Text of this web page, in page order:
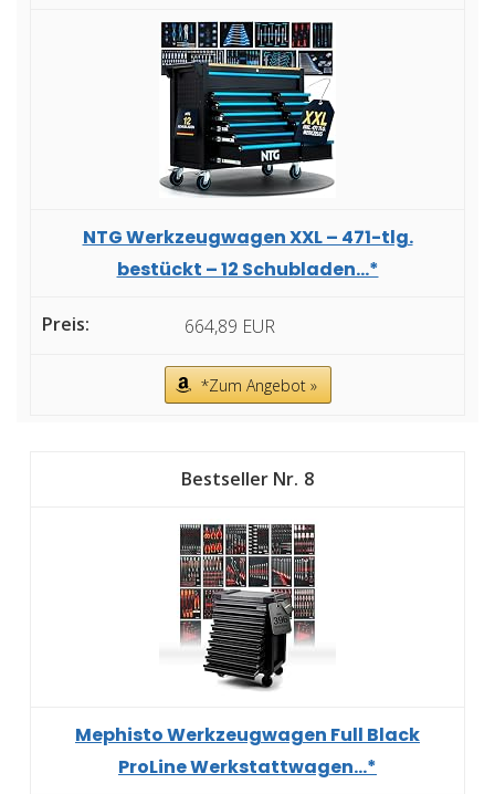
NTG Werkzeugwagen XXL – 471-tlg.
bestückt – 12 Schubladen...*
664,89 EUR
*Zum Angebot »
8
Mephisto Werkzeugwagen Full Black
ProLine Werkstattwagen...*